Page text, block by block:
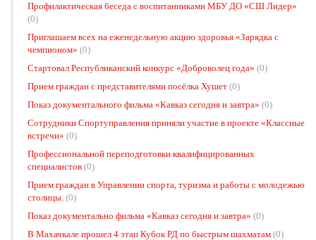
Профилактическая беседа с воспитанниками МБУ ДО «СШ Лидер»
(0)
Приглашаем всех на еженедельную акцию здоровья «Зарядка с
чемпионом» (0)
Стартовал Республиканский конкурс «Доброволец года» (0)
Прием граждан с представителями посёлка Хушет (0)
Показ документального фильма «Кавказ сегодня и завтра» (0)
Сотрудники Спортуправления приняли участие в проекте «Классные
встречи» (0)
Профессиональной переподготовки квалифицированных
специалистов (0)
Прием граждан в Управлении спорта, туризма и работы с молодежью
столицы. (0)
Показ документально фильма «Кавказ сегодня и завтра» (0)
В Махачкале прошел 4 этап Кубок РД по быстрым шахматам (0)